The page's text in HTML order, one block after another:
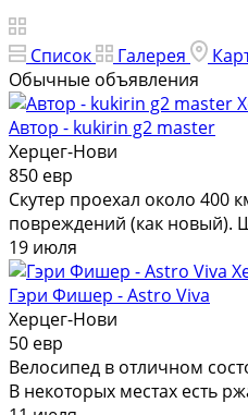
Список Галерея
Обычные объявления
Автор - kukirin g2 master
Херцег-Нови
850 евр
Скутер проехал около 400
повреждений (как новый).
19 июля
Гэри Фишер - Astro Viva
Херцег-Нови
50 евр
Велосипед в отличном
В некоторых местах есть